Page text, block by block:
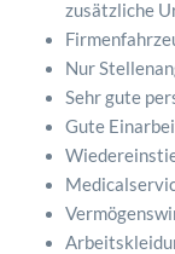
zusätzliche
Nur
Sehr gute
Gute